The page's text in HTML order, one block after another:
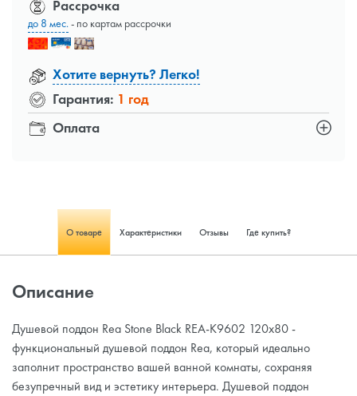
Оплата
Рассрочка
до 8 мес.- по картам рассрочки
Хотите вернуть? Легко!
Гарантия: 1 год
О товаре Характеристики Отзывы Где купить?
Описание
Душевой поддон Rea Stone Black REA-K9602 120x80 -
функциональный душевой поддон Rea, который идеально
заполнит пространство вашей ванной комнаты, сохраняя
безупречный вид и эстетику интерьера. Душевой поддон